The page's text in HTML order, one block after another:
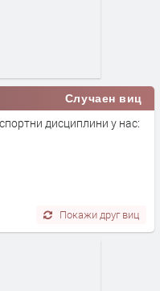
Случаен виц
дисциплини у нас:
Покажи друг виц